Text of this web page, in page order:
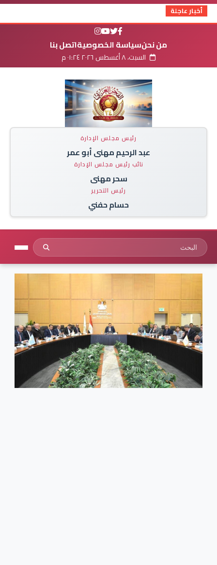
أخبار عاجلة
من نحنسياسة الخصوصيةاتصل بنا
السبت، ٨ أغسطس ٢٠٢٦ ٠١:٢٤ م
رئيس مجلس الإدارة
عبد الرحيم مهنى أبو عمر
نائب رئيس مجلس الإدارة
سحر مهنى
رئيس التحرير
حسام حفني